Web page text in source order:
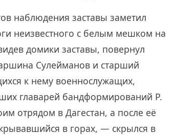
наблюдения заставы заметил
неизвестного с белым мешком на
домики заставы, повернул
Сулейманов и старший
к нему военнослужащих,
главарей бандформирований Р.
отрядом в Дагестан, а после её
в горах, — скрылся в